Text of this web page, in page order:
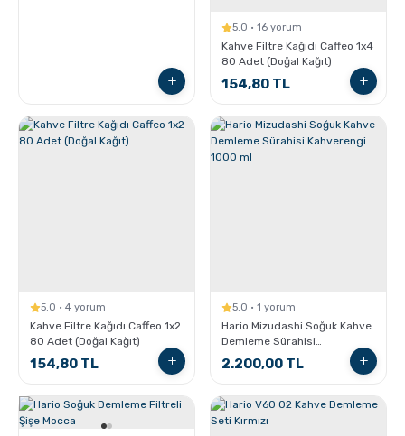
5.0 · 16 yorum
Kahve Filtre Kağıdı Caffeo 1x4
80 Adet (Doğal Kağıt)
154,80 TL
5.0 · 4 yorum
Kahve Filtre Kağıdı Caffeo 1x2
80 Adet (Doğal Kağıt)
154,80 TL
5.0 · 1 yorum
Hario Mizudashi Soğuk Kahve
Demleme Sürahisi
Kahverengi 1000 ml
2.200,00 TL